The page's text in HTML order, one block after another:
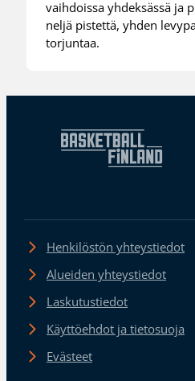
vaihdoissa yhdeksässä ja
neljä pistettä, yhden
torjuntaa.
Henkilöstön yhteystiedot
Alueiden yhteystiedot
Laskutustiedot
Käyttöehdot ja tietosuoja
Evästeet